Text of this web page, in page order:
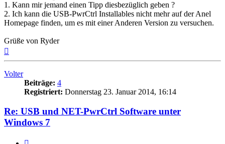
1. Kann mir jemand einen Tipp diesbezüglich geben ?
2. Ich kann die USB-PwrCtrl Installables nicht mehr auf der Anel
Homepage finden, um es mit einer Anderen Version zu versuchen.
Grüße von Ryder
Volter
Beiträge: 4
Registriert: Donnerstag 23. Januar 2014, 16:14
Re: USB und NET-PwrCtrl Software unter
Windows 7